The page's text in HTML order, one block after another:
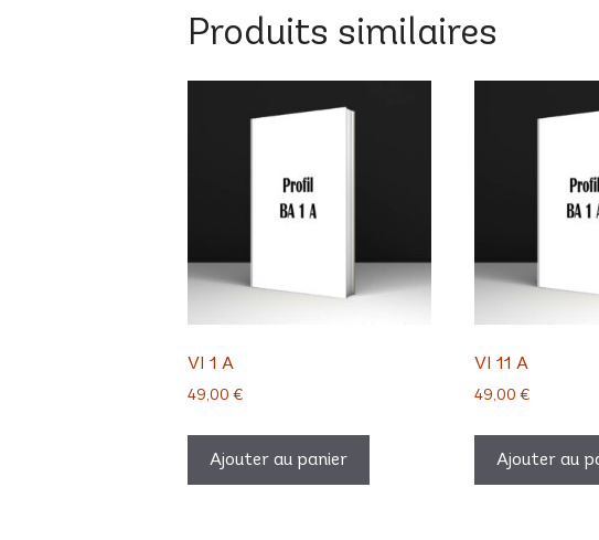
Produits similaires
VI 1 A
49,00 €
Ajouter au panier
VI 11 A
49,00 €
Ajouter au